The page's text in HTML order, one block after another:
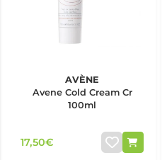
AVÈNE
Avene Cold Cream Cr
100ml
17,50€